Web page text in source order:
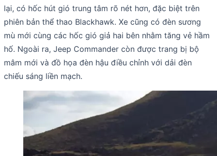
lại, có hốc hút gió trung tâm rõ nét hơn, đặc biệt trên
phiên bản thể thao Blackhawk. Xe cũng có đèn sương
mù mới cùng các hốc gió giả hai bên nhằm tăng vẻ hầm
hố. Ngoài ra, Jeep Commander còn được trang bị bộ
mâm mới và đồ họa đèn hậu điều chỉnh với dải đèn
chiếu sáng liền mạch.